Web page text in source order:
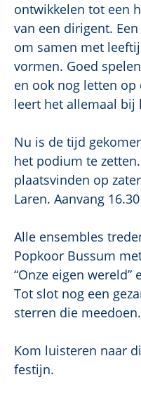
ontwikkelen tot een
van een dirigent.
om samen met
vormen. Goed
en ook nog letten op
leert het allemaal bij
Nu is de tijd
het podium te
plaatsvinden op
Laren. Aanvang
Alle ensembles
Popkoor Bussum
“Onze eigen wereld”
Tot slot nog een
sterren die
Kom luisteren naar
festijn.